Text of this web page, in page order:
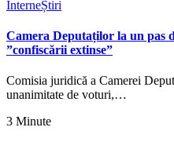
InterneȘtiri
Camera Deputaților la un pas
”confiscării extinse”
Comisia juridică a Camerei
unanimitate de voturi,…
3 Minute